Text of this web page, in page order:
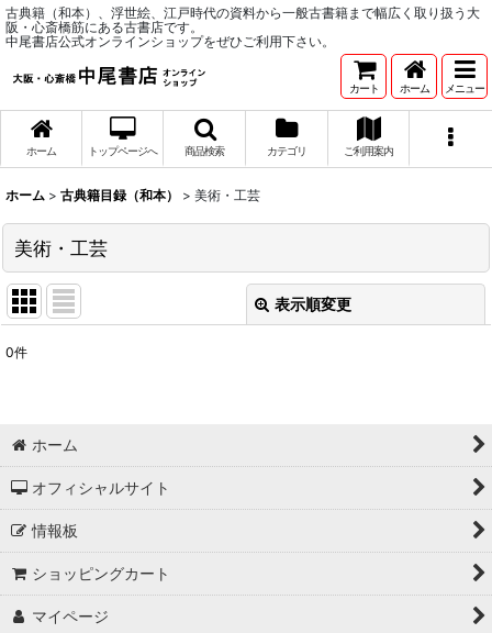
古典籍（和本）、浮世絵、江戸時代の資料から一般古書籍まで幅広く取り扱う大
阪・心斎橋筋にある古書店です。
中尾書店公式オンラインショップをぜひご利用下さい。
カート ホーム メニュー
ホーム トップページへ 商品検索 カテゴリ ご利用案内
ホーム > 古典籍目録（和本） > 美術・工芸
美術・工芸
表示順変更
0件
ホーム
オフィシャルサイト
情報板
ショッピングカート
マイページ